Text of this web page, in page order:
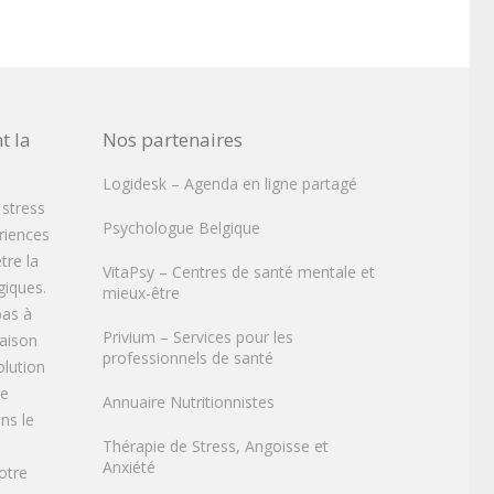
la
la
à
le
Nos partenaires
Logidesk – Agenda en ligne partagé
Psychologue Belgique
VitaPsy – Centres de santé mentale et
mieux-être
Privium – Services pour les
professionnels de santé
Annuaire Nutritionnistes
Thérapie de Stress, Angoisse et
Anxiété